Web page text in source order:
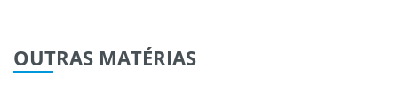
OUTRAS MATÉRIAS